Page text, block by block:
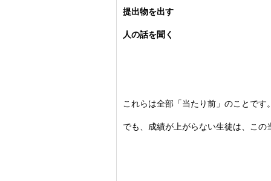
提出物を出す
人の話を聞く
これらは全部「当たり前」のことです。
でも、成績が上がらない生徒は、 この